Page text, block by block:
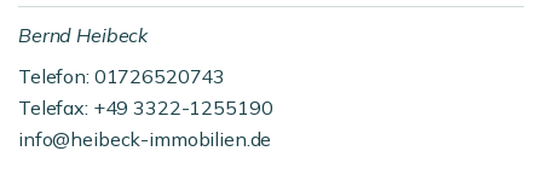
Bernd Heibeck
Telefon: 01726520743
Telefax: +49 3322-1255190
info@heibeck-immobilien.de